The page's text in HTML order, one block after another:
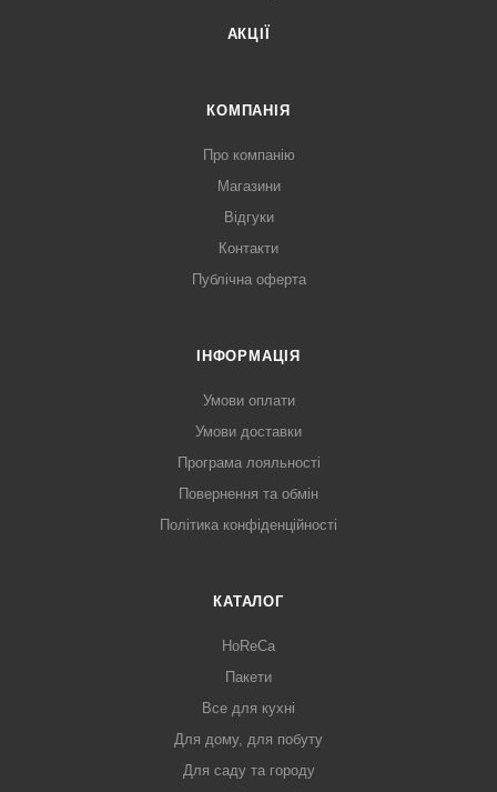
АКЦІЇ
КОМПАНІЯ
Про компанію
Магазини
Відгуки
Контакти
Публічна оферта
ІНФОРМАЦІЯ
Умови оплати
Умови доставки
Програма лояльності
Повернення та обмін
Політика конфіденційності
КАТАЛОГ
HoReCa
Пакети
Все для кухні
Для дому, для побуту
Для саду та городу